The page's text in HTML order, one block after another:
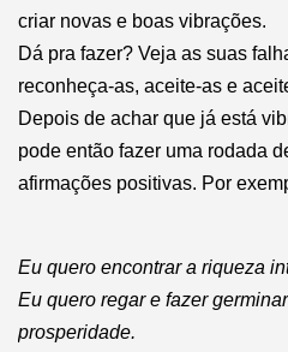
criar novas e boas vibrações.
Dá pra fazer? Veja as suas
reconheça-as, aceite-as e
Depois de achar que já está
pode então fazer uma rodada
afirmações positivas. Por
Eu quero encontrar a riqueza
Eu quero regar e fazer
prosperidade.